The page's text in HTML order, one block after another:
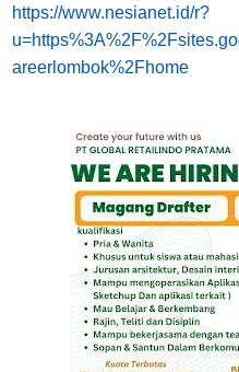
https://www.nesianet.id/r?
areerlombok%2Fhome